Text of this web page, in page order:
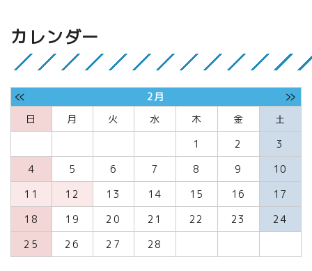
カレンダー
« 2月 »
日 月 火 水 木 金
土
1
2
3
4
5 6 7 8 9
10
11
12 13 14 15 16
17
18
19 20 21 22 23
24
25
26 27 28